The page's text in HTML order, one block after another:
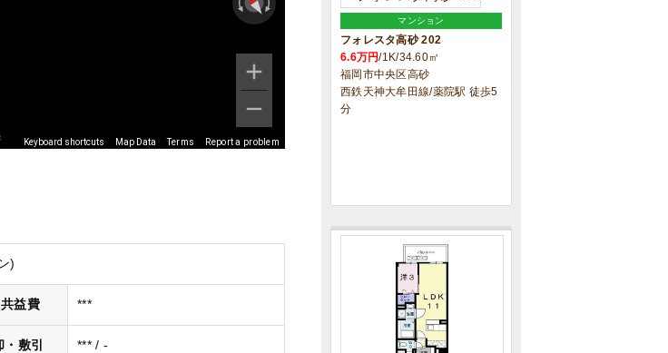
Keyboard shortcuts Map Data Terms Report a problem
)
益費 ***
敷引 *** / -
マンション
フォレスタ高砂 202
6.6万円/1K/34.60㎡
福岡市中央区高砂
西鉄天神大牟田線/薬院駅 徒歩5
分